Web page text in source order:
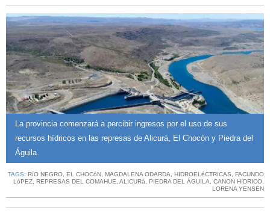
La provincia comenzará a percibir ingresos por el uso de sus
recursos hídricos en las represas de Alicurá, El Chocón y Piedra del
Águila.
TAGS: RíO NEGRO, EL CHOCóN, MAGDALENA ODARDA, HIDROELéCTRICAS, FACUNDO
LóPEZ, REPRESAS DEL COMAHUE, ALICURá, PIEDRA DEL ÁGUILA, CANON HíDRICO,
LORENA YENSEN